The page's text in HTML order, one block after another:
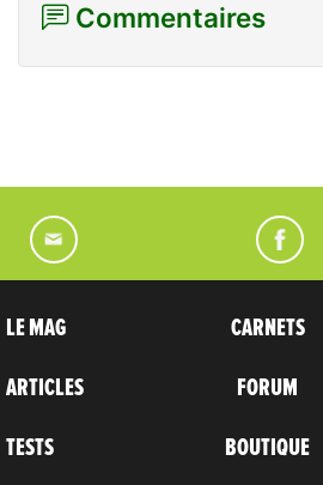
Commentaires
LE MAG
ARTICLES
TESTS
CARNETS
FORUM
BOUTIQUE